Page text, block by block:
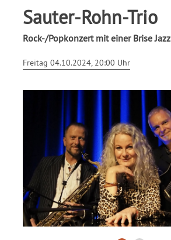
Sauter-Rohn-Trio
Rock-/Popkonzert mit einer Brise Jazz
Freitag 04.10.2024, 20:00 Uhr